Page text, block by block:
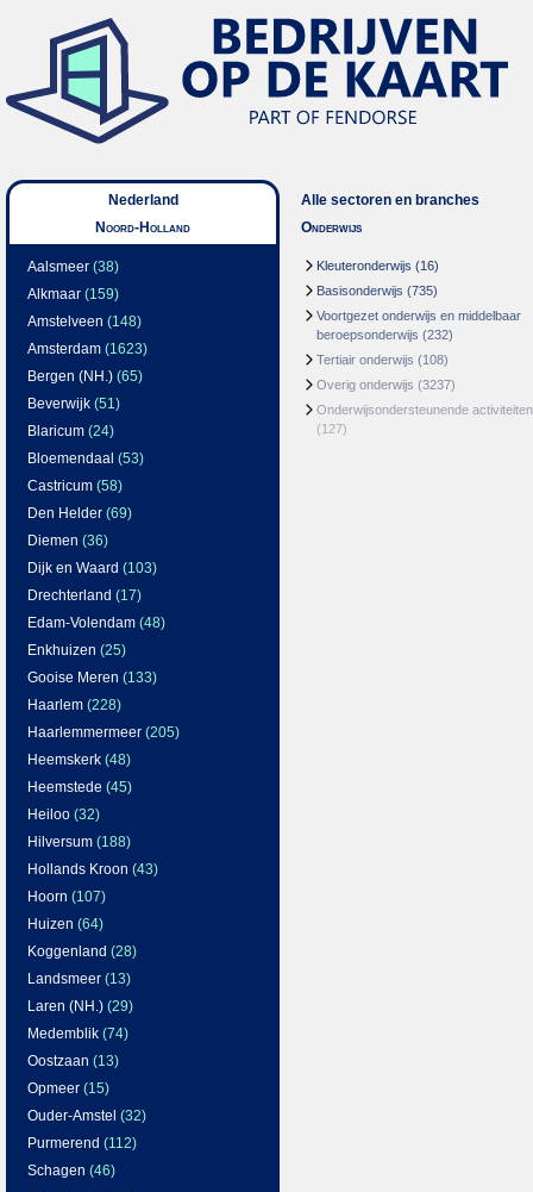
Nederland
Noord-Holland
Aalsmeer (38)
Alkmaar (159)
Amstelveen (148)
Amsterdam (1623)
Bergen (NH.) (65)
Beverwijk (51)
Blaricum (24)
Bloemendaal (53)
Castricum (58)
Den Helder (69)
Diemen (36)
Dijk en Waard (103)
Drechterland (17)
Edam-Volendam (48)
Enkhuizen (25)
Gooise Meren (133)
Haarlem (228)
Haarlemmermeer (205)
Heemskerk (48)
Heemstede (45)
Heiloo (32)
Hilversum (188)
Hollands Kroon (43)
Hoorn (107)
Huizen (64)
Koggenland (28)
Landsmeer (13)
Laren (NH.) (29)
Medemblik (74)
Oostzaan (13)
Opmeer (15)
Ouder-Amstel (32)
Purmerend (112)
Schagen (46)
Alle sectoren en branches
Onderwijs
Kleuteronderwijs (16)
Basisonderwijs (735)
Voortgezet onderwijs en middelbaar
beroepsonderwijs (232)
Tertiair onderwijs (108)
Overig onderwijs (3237)
Onderwijsondersteunende activiteiten
(127)